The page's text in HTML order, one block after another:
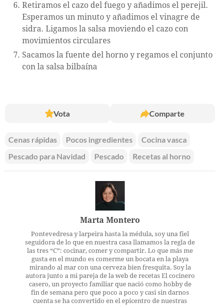
Retiramos el cazo del fuego y añadimos el perejil.
Esperamos un minuto y añadimos el vinagre de
sidra. Ligamos la salsa moviendo el cazo con
movimientos circulares
Sacamos la fuente del horno y regamos el conjunto
con la salsa bilbaína
Vota Comparte
Cenas rápidas Pocos ingredientes
Cocina vasca
Pescado para Navidad
Pescado Recetas al horno
Marta Montero
Pontevedresa y larpeira hasta la médula, soy una fiel
seguidora de lo que en nuestra casa llamamos la regla de
las tres “C”: cocinar, comer y compartir. Lo que más me
gusta en el mundo es comerme un bocata en la playa
mirando al mar con una cerveza bien fresquita. Soy la
autora junto a mi pareja de la web de recetas El cocinero
casero, un proyecto familiar que nació como hobby de
fin de semana pero que poco a poco y casi sin darnos
cuenta se ha convertido en el epicentro de nuestras